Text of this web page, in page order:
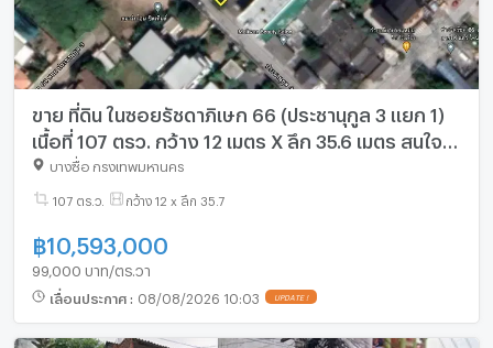
ขาย ที่ดิน ในซอยรัชดาภิเษก 66 (ประชานุกูล 3 แยก 1)
เนื้อที่ 107 ตรว. กว้าง 12 เมตร X ลึก 35.6 เมตร สนใจ
ต่อรองได้
บางซื่อ กรุงเทพมหานคร
107 ตร.ว. กว้าง 12 x ลึก 35.7
฿10,593,000
99,000 บาท/ตร.วา
เลื่อนประกาศ : 08/08/2026 10:03 UPDATE !